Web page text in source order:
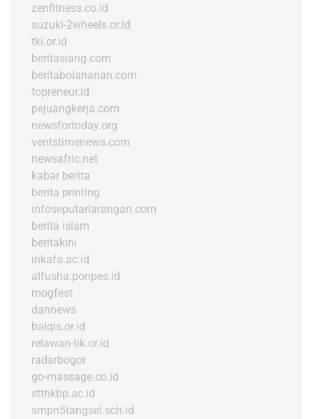
zenfitness.co.id
suzuki-2wheels.or.id
tki.or.id
beritasiang.com
beritabolaharian.com
topreneur.id
pejuangkerja.com
newsfortoday.org
ventstimenews.com
newsafric.net
kabar berita
berita printing
infoseputarlarangan.com
berita islam
beritakini
inkafa.ac.id
alfusha.ponpes.id
mogfest
dannews
balqis.or.id
relawan-tik.or.id
radarbogor
go-massage.co.id
stthkbp.ac.id
smpn5tangsel.sch.id